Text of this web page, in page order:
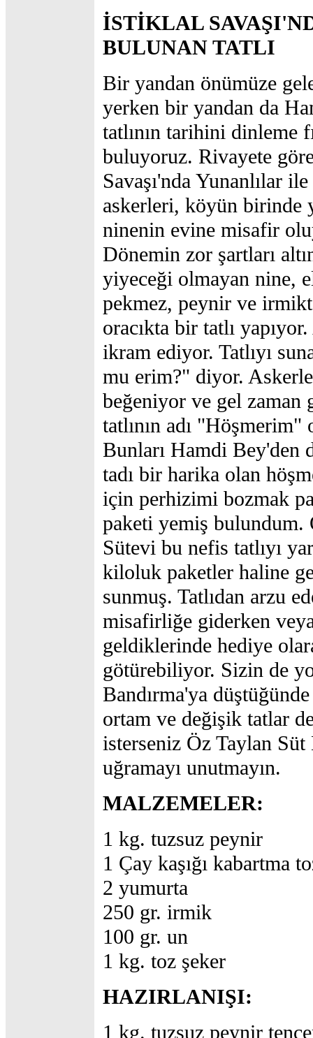
İSTİKLAL
BULUNAN TATLI
Bir yandan önümüze
yerken bir yandan da
tatlının tarihini dinleme
buluyoruz. Rivayete
Savaşı'nda Yunanlılar
askerleri, köyün birinde
ninenin evine misafir
Dönemin zor şartları
yiyeceği olmayan nine,
pekmez, peynir ve
oracıkta bir tatlı
ikram ediyor. Tatlıyı
mu erim?" diyor.
beğeniyor ve gel zaman
tatlının adı "Höşmerim"
Bunları Hamdi Bey'den
tadı bir harika olan
için perhizimi bozmak
paketi yemiş bulundum.
Sütevi bu nefis tatlıyı
kiloluk paketler haline
sunmuş. Tatlıdan arzu
misafirliğe giderken
geldiklerinde hediye
götürebiliyor. Sizin de
Bandırma'ya
ortam ve değişik tatlar
isterseniz Öz Taylan Süt
uğramayı unutmayın.
MALZEMELER:
1 kg. tuzsuz peynir
1 Çay kaşığı kabartma
2 yumurta
250 gr. irmik
100 gr. un
1 kg. toz şeker
HAZIRLANIŞI:
1 kg. tuzsuz peynir